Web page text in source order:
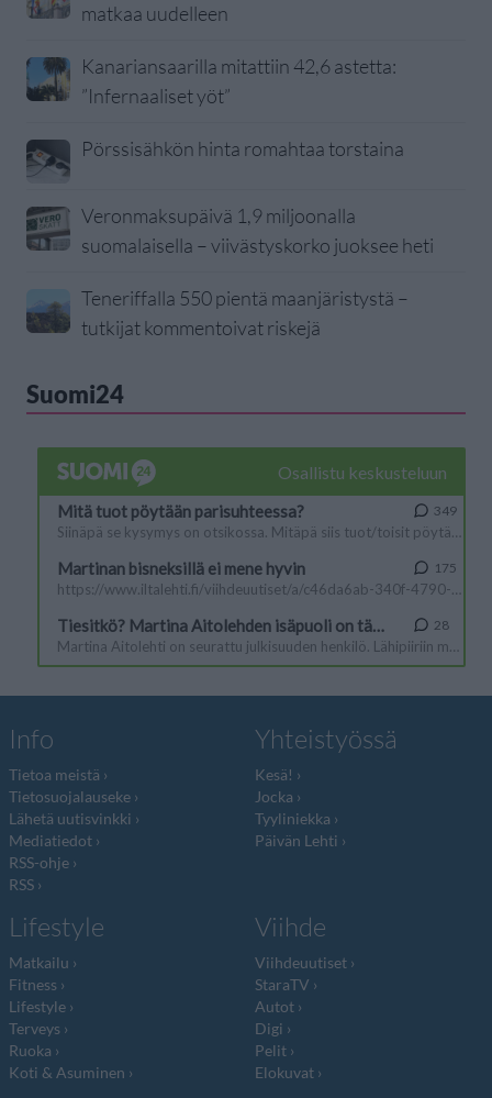
matkaa uudelleen
Kanariansaarilla mitattiin 42,6 astetta:
”Infernaaliset yöt”
Pörssisähkön hinta romahtaa torstaina
Veronmaksupäivä 1,9 miljoonalla
suomalaisella – viivästyskorko juoksee heti
Teneriffalla 550 pientä maanjäristystä –
tutkijat kommentoivat riskejä
Suomi24
Info
Tietoa meistä
Tietosuojalauseke
Lähetä uutisvinkki
Mediatiedot
RSS-ohje
RSS
Yhteistyössä
Kesä!
Jocka
Tyyliniekka
Päivän Lehti
Lifestyle
Matkailu
Fitness
Lifestyle
Terveys
Ruoka
Koti & Asuminen
Viihde
Viihdeuutiset
StaraTV
Autot
Digi
Pelit
Elokuvat